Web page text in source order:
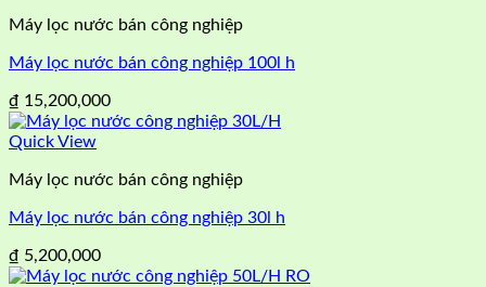
Máy lọc nước bán công nghiệp
Máy lọc nước bán công nghiệp 100l h
₫ 15,200,000
Quick View
Máy lọc nước bán công nghiệp
Máy lọc nước bán công nghiệp 30l h
₫ 5,200,000